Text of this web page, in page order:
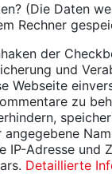
(Die Daten
Rechner
der
und
Webseite
zu
IP-Adresse und
Detaillierte